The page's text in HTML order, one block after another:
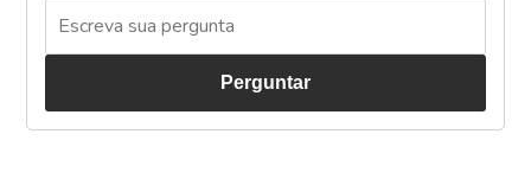
Perguntar